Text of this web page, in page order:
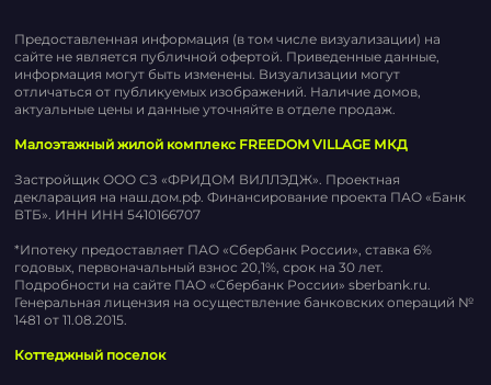
Предоставленная информация (в том числе визуализации) на
сайте не является публичной офертой. Приведенные данные,
информация могут быть изменены. Визуализации могут
отличаться от публикуемых изображений. Наличие домов,
актуальные цены и данные уточняйте в отделе продаж.
Малоэтажный жилой комплекс FREEDOM VILLAGE МКД
Застройщик ООО СЗ «ФРИДОМ ВИЛЛЭДЖ». Проектная
декларация на наш.дом.рф. Финансирование проекта ПАО «Банк
ВТБ». ИНН ИНН 5410166707
*Ипотеку предоставляет ПАО «Сбербанк России», ставка 6%
годовых, первоначальный взнос 20,1%, срок на 30 лет.
Подробности на сайте ПАО «Сбербанк России» sberbank.ru.
Генеральная лицензия на осуществление банковских операций №
1481 от 11.08.2015.
Коттеджный поселок